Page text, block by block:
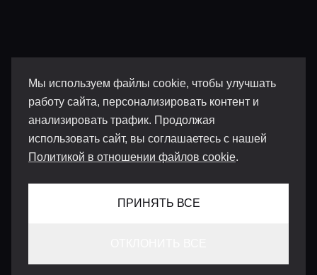
Мы используем файлы cookie, чтобы улучшать
работу сайта, персонализировать контент и
анализировать трафик. Продолжая
использовать сайт, вы соглашаетесь с нашей
Политикой в отношении файлов cookie.
ПРИНЯТЬ ВСЕ